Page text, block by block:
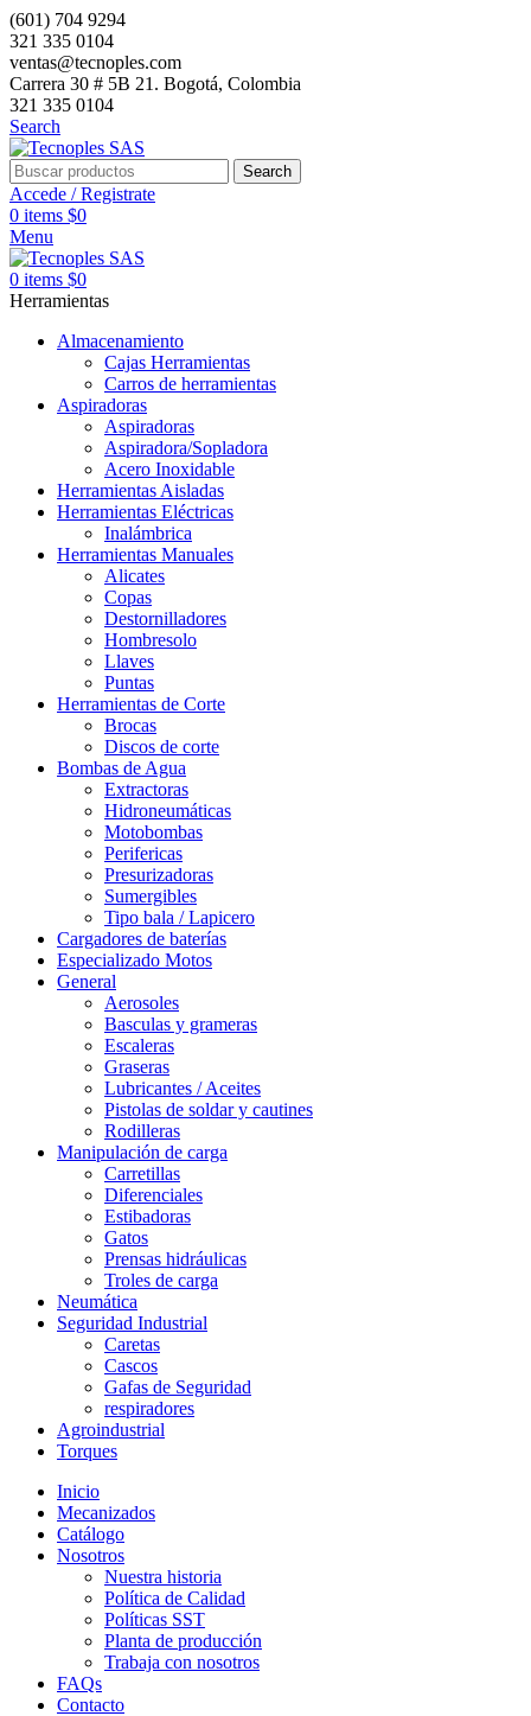
(601) 704 9294
321 335 0104
ventas@tecnoples.com
Carrera 30 # 5B 21. Bogotá, Colombia
321 335 0104
Search
Search
Accede / Registrate
0 items $0
Menu
0 items $0
Herramientas
Almacenamiento
Cajas Herramientas
Carros de herramientas
Aspiradoras
Aspiradoras
Aspiradora/Sopladora
Acero Inoxidable
Herramientas Aisladas
Herramientas Eléctricas
Inalámbrica
Herramientas Manuales
Alicates
Copas
Destornilladores
Hombresolo
Llaves
Puntas
Herramientas de Corte
Brocas
Discos de corte
Bombas de Agua
Extractoras
Hidroneumáticas
Motobombas
Perifericas
Presurizadoras
Sumergibles
Tipo bala / Lapicero
Cargadores de baterías
Especializado Motos
General
Aerosoles
Basculas y grameras
Escaleras
Graseras
Lubricantes / Aceites
Pistolas de soldar y cautines
Rodilleras
Manipulación de carga
Carretillas
Diferenciales
Estibadoras
Gatos
Prensas hidráulicas
Troles de carga
Neumática
Seguridad Industrial
Caretas
Cascos
Gafas de Seguridad
respiradores
Agroindustrial
Torques
Inicio
Mecanizados
Catálogo
Nosotros
Nuestra historia
Política de Calidad
Políticas SST
Planta de producción
Trabaja con nosotros
FAQs
Contacto